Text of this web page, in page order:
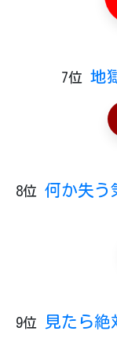
7位 地
8位 何か失う
9位 見たら